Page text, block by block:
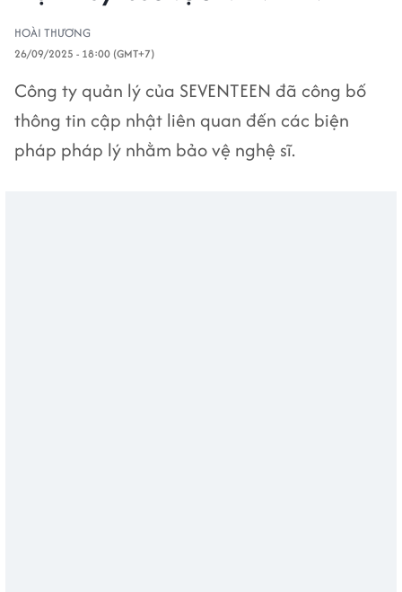
HOÀI THƯƠNG
26/09/2025 - 18:00 (GMT+7)
Công ty quản lý của SEVENTEEN đã công bố
thông tin cập nhật liên quan đến các biện
pháp pháp lý nhằm bảo vệ nghệ sĩ.